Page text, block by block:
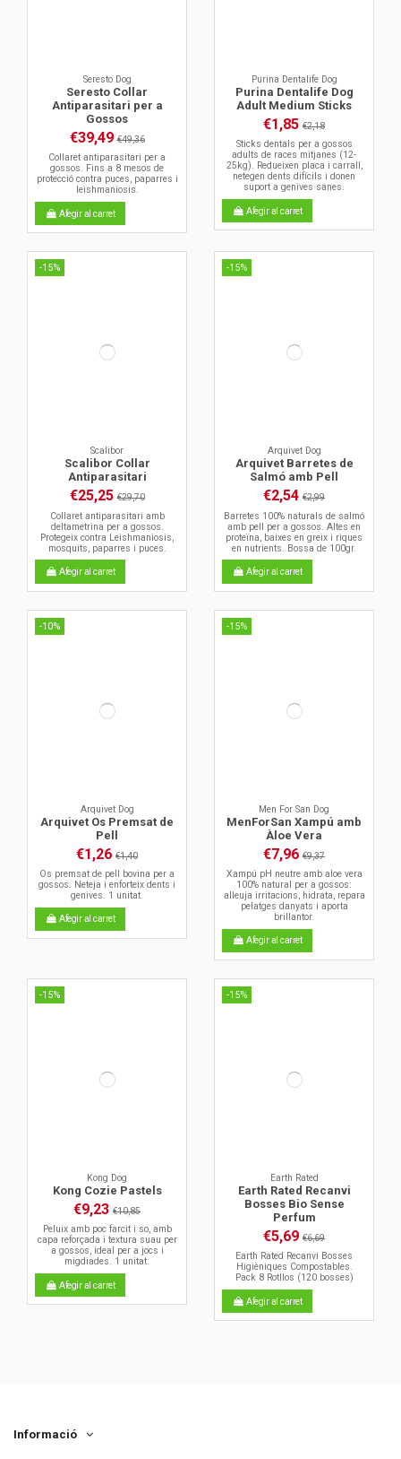
Seresto Dog
Seresto Collar
Antiparasitari per a
Gossos
€39,49€49,36
Collaret antiparasitari per a
gossos. Fins a 8 mesos de
protecció contra puces, paparres i
leishmaniosis.
Afegir al carret
Purina Dentalife Dog
Purina Dentalife Dog
Adult Medium Sticks
€1,85 €2,18
Sticks dentals per a gossos
adults de races mitjanes (12-
25kg). Redueixen placa i carrall,
netegen dents difícils i donen
suport a genives sanes.
Afegir al carret
-15%
Scalibor
Scalibor Collar
Antiparasitari
€25,25€29,70
Collaret antiparasitari amb
deltametrina per a gossos.
Protegeix contra Leishmaniosis,
mosquits, paparres i puces.
Afegir al carret
-15%
Arquivet Dog
Arquivet Barretes de
Salmó amb Pell
€2,54 €2,99
Barretes 100% naturals de salmó
amb pell per a gossos. Altes en
proteïna, baixes en greix i riques
en nutrients. Bossa de 100gr.
Afegir al carret
-10%
Arquivet Dog
Arquivet Os Premsat de
Pell
€1,26 €1,40
Os premsat de pell bovina per a
gossos. Neteja i enforteix dents i
genives. 1 unitat.
Afegir al carret
-15%
Men For San Dog
MenForSan Xampú amb
Àloe Vera
€7,96 €9,37
Xampú pH neutre amb aloe vera
100% natural per a gossos:
alleuja irritacions, hidrata, repara
pelatges danyats i aporta
brillantor.
Afegir al carret
-15%
Kong Dog
Kong Cozie Pastels
€9,23 €10,85
Peluix amb poc farcit i so, amb
capa reforçada i textura suau per
a gossos, ideal per a jocs i
migdiades. 1 unitat.
Afegir al carret
-15%
Earth Rated
Earth Rated Recanvi
Bosses Bio Sense
Perfum
€5,69 €6,69
Earth Rated Recanvi Bosses
Higièniques Compostables.
Pack 8 Rotllos (120 bosses)
Afegir al carret
Informació